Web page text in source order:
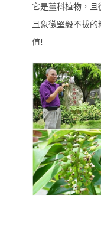
它是薑科植物，且
且象徵堅毅不拔
值!